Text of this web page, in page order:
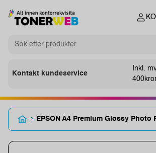
Kontakt kundeservice
Inkl.
400
EPSON A4 Premium Glossy Photo